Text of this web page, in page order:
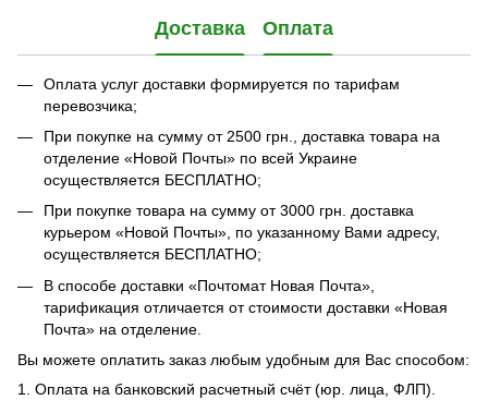
Доставка Оплата
Оплата услуг доставки формируется по тарифам
перевозчика;
При покупке на сумму от 2500 грн., доставка товара на
отделение «Новой Почты» по всей Украине
осуществляется БЕСПЛАТНО;
При покупке товара на сумму от 3000 грн. доставка
курьером «Новой Почты», по указанному Вами адресу,
осуществляется БЕСПЛАТНО;
В способе доставки «Почтомат Новая Почта»,
тарификация отличается от стоимости доставки «Новая
Почта» на отделение.
Вы можете оплатить заказ любым удобным для Вас способом:
1. Оплата на банковский расчетный счёт (юр. лица, ФЛП).